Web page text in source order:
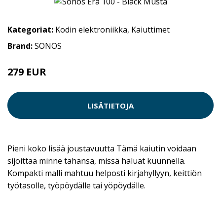
Kategoriat: Kodin elektroniikka, Kaiuttimet
Brand:SONOS
279 EUR
LISÄTIETOJA
Pieni koko lisää joustavuutta Tämä kaiutin voidaan
sijoittaa minne tahansa, missä haluat kuunnella.
Kompakti malli mahtuu helposti kirjahyllyyn, keittiön
työtasolle, työpöydälle tai yöpöydälle.